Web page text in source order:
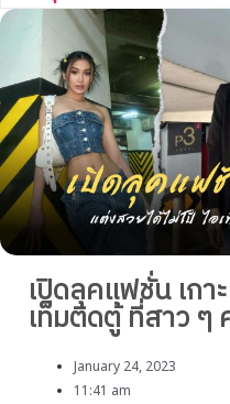
เปิดลุคแฟชั่น เกา
เท็มติดตู้ ที่สาว ๆ
January 24, 2023
11:41 am